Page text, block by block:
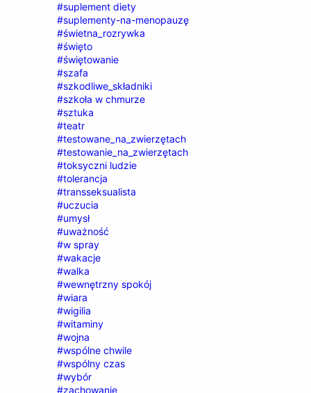
#suplement diety
#suplementy-na-menopauzę
#świetna_rozrywka
#święto
#świętowanie
#szafa
#szkodliwe_składniki
#szkoła w chmurze
#sztuka
#teatr
#testowane_na_zwierzętach
#testowanie_na_zwierzętach
#toksyczni ludzie
#tolerancja
#transseksualista
#uczucia
#umysł
#uważność
#w spray
#wakacje
#walka
#wewnętrzny spokój
#wiara
#wigilia
#witaminy
#wojna
#wspólne chwile
#wspólny czas
#wybór
#zachowanie